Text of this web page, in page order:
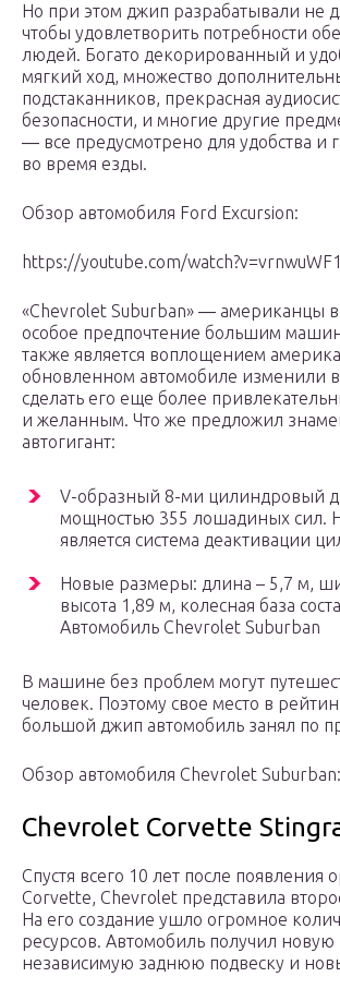
Но при этом джип разрабатывали не
чтобы удовлетворить потребности
людей. Богато декорированный и
мягкий ход, множество
подстаканников, прекрасная
безопасности, и многие другие
― все предусмотрено для удобства и
во время езды.
Обзор автомобиля Ford Excursion:
https://youtube.com/
«Chevrolet Suburban» ― американцы
особое предпочтение большим
также является воплощением
обновленном автомобиле изменили
сделать его еще более
и желанным. Что же предложил
автогигант:
V-образный 8-ми цилиндровый
мощностью 355 лошадиных сил.
является система деактивации
Новые размеры: длина – 5,7 м,
высота 1,89 м, колесная база
Автомобиль Chevrolet Suburban
В машине без проблем могут
человек. Поэтому свое место в
большой джип автомобиль занял по
Обзор автомобиля Chevrolet Suburban:
Chevrolet Corvette
Спустя всего 10 лет после появления
Corvette, Chevrolet представила
На его создание ушло огромное
ресурсов. Автомобиль получил
независимую заднюю подвеску и